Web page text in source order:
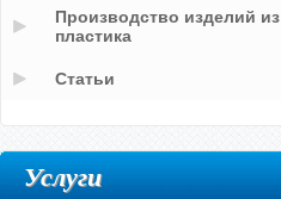
Производство изделий из
пластика
Статьи
Услуги